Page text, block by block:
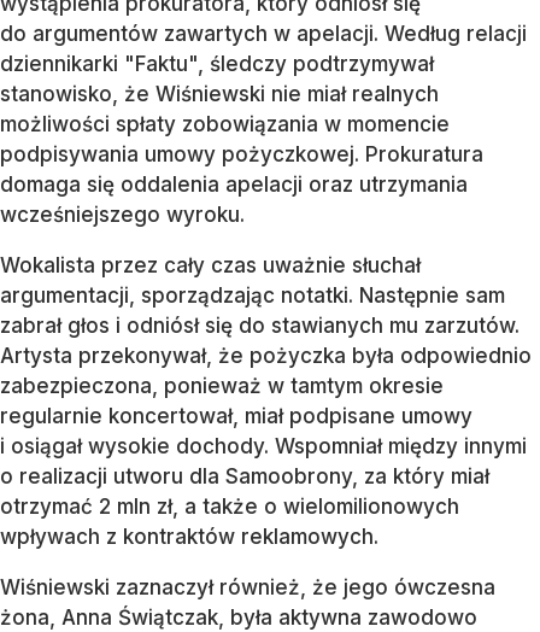
do argumentów zawartych w apelacji. Według relacji
dziennikarki "Faktu", śledczy podtrzymywał
stanowisko, że Wiśniewski nie miał realnych
możliwości spłaty zobowiązania w momencie
podpisywania umowy pożyczkowej. Prokuratura
domaga się oddalenia apelacji oraz utrzymania
wcześniejszego wyroku.
Wokalista przez cały czas uważnie słuchał
argumentacji, sporządzając notatki. Następnie sam
zabrał głos i odniósł się do stawianych mu zarzutów.
Artysta przekonywał, że pożyczka była odpowiednio
zabezpieczona, ponieważ w tamtym okresie
regularnie koncertował, miał podpisane umowy
i osiągał wysokie dochody. Wspomniał między innymi
o realizacji utworu dla Samoobrony, za który miał
otrzymać 2 mln zł, a także o wielomilionowych
wpływach z kontraktów reklamowych.
Wiśniewski zaznaczył również, że jego ówczesna
żona, Anna Świątczak, była aktywna zawodowo